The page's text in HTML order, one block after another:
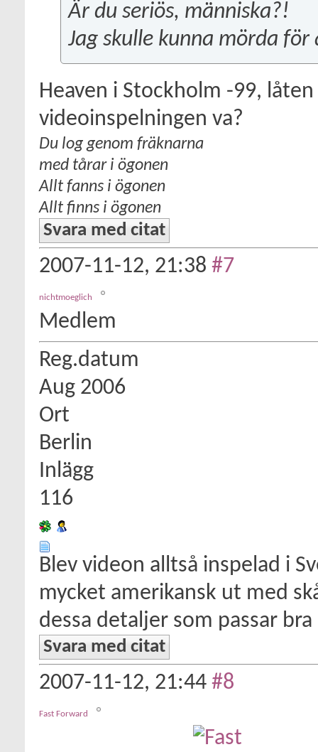
Är du seriös, människa?!
Jag skulle kunna mörda
Heaven i Stockholm -99,
videoinspelningen va?
Du log genom fräknarna
med tårar i ögonen
Allt fanns i ögonen
Allt finns i ögonen
Svara med citat
2007-11-12, 21:38 #7
nichtmoeglich
Medlem
Reg.datum
Aug 2006
Ort
Berlin
Inlägg
116
Blev videon alltså inspelad i
mycket amerikansk ut med
dessa detaljer som passar
Svara med citat
2007-11-12, 21:44 #8
Fast Forward